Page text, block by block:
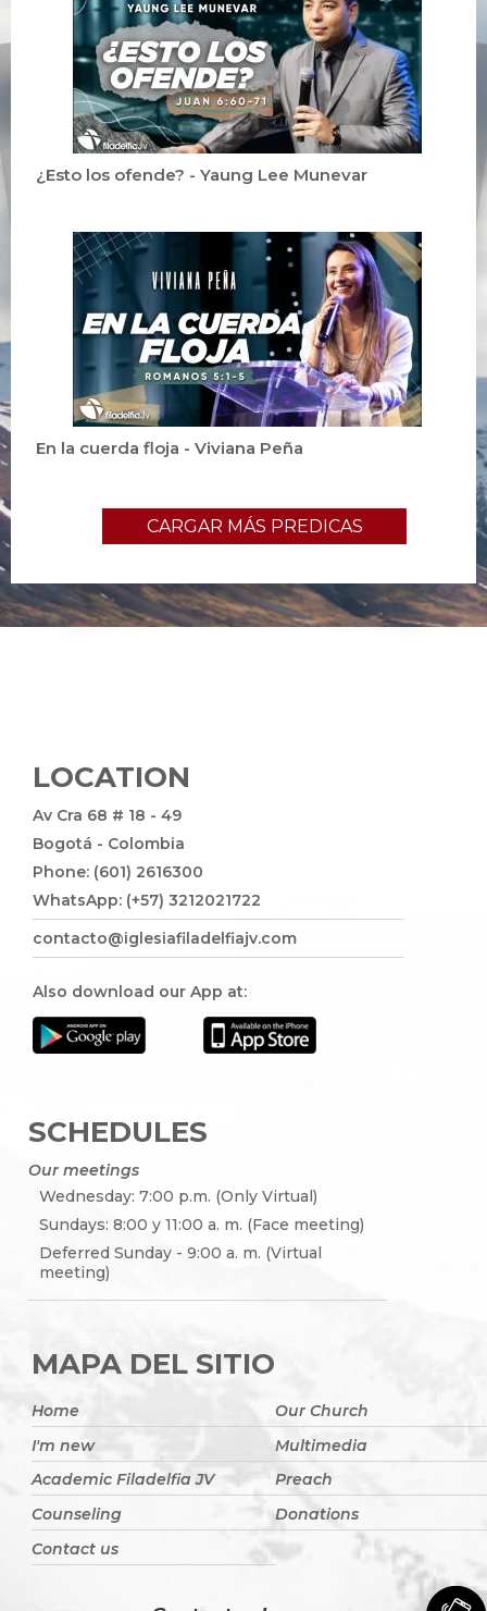
¿Esto los ofende? - Yaung Lee Munevar
En la cuerda floja - Viviana Peña
CARGAR MÁS PREDICAS
LOCATION
Av Cra 68 # 18 - 49
Bogotá - Colombia
Phone: (601) 2616300
WhatsApp: (+57) 3212021722
contacto@iglesiafiladelfiajv.com
Also download our App at:
SCHEDULES
Our meetings
Wednesday: 7:00 p.m. (Only Virtual)
Sundays: 8:00 y 11:00 a. m. (Face meeting)
Deferred Sunday - 9:00 a. m. (Virtual
meeting)
MAPA DEL SITIO
Home
Our Church
I'm new
Multimedia
Academic Filadelfia JV
Preach
Counseling
Donations
Contact us